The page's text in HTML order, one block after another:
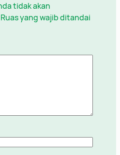
tidak akan
Ruas yang wajib ditandai